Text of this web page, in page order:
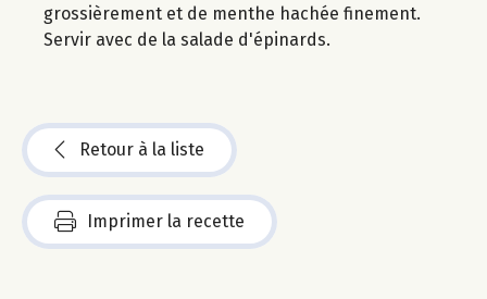
grossièrement et de menthe hachée finement.
Servir avec de la salade d'épinards.
Retour à la liste
Imprimer la recette